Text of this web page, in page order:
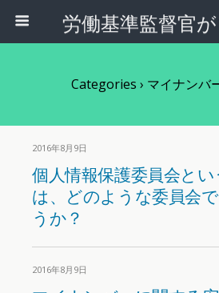
労働基準監督官
Categories › マイナンバ
2016年8月9日
個人情報保護委員会と
は、どのような委員会
うか？
2016年8月9日